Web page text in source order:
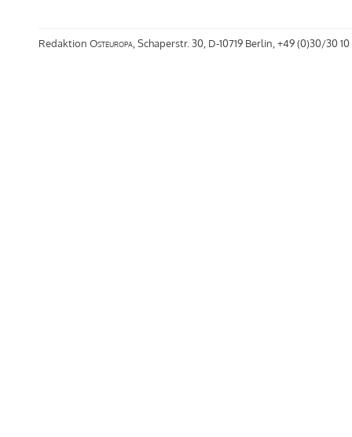
Redaktion Osteuropa, Schaperstr. 30, D-10719 Berlin, +49 (0)30/30